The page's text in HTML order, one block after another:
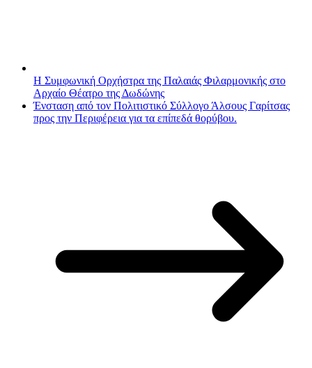
Η Συμφωνική Ορχήστρα της Παλαιάς Φιλαρμονικής στο
Αρχαίο Θέατρο της Δωδώνης
Ένσταση από τον Πολιτιστικό Σύλλογο Άλσους Γαρίτσας
προς την Περιφέρεια για τα επίπεδά θορύβου.